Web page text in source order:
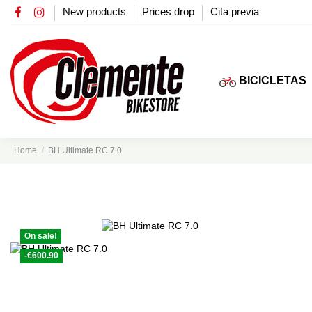
New products Prices drop Cita previa
BICICLETAS
Home BH Ultimate RC 7.0
On sale!
-€600.90